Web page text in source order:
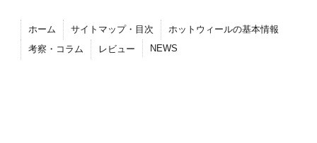
ホーム サイトマップ・目次
ホットウィールの基本情報
考察・コラム
レビュー NEWS